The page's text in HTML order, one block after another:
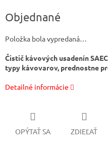
cena:
Objednané
Položka bola vypredaná…
Čistič kávových usadenín
typy kávovarov, prednostne
Detailné informácie
OPÝTAŤ SA ZDIEĽAŤ